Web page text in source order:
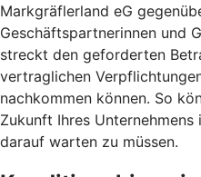
Markgräflerland eG
Geschäftspartnerinnen und
streckt den geforderten
vertraglichen
nachkommen können. So
Zukunft Ihres
darauf warten zu müssen.